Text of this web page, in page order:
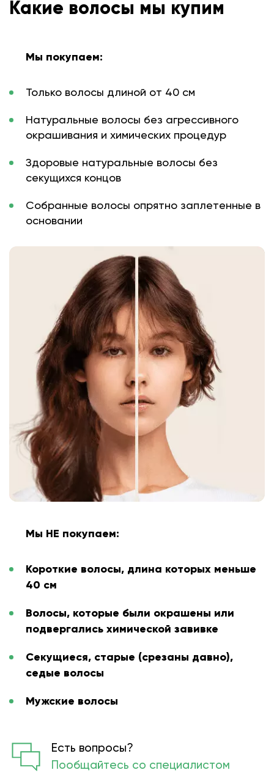
Какие волосы мы купим
Мы покупаем:
Только волосы длиной от 40 см
Натуральные волосы без агрессивного
окрашивания и химических процедур
Здоровые натуральные волосы без
секущихся концов
Собранные волосы опрятно заплетенные в
основании
Мы НЕ покупаем:
Короткие волосы, длина которых меньше
40 см
Волосы, которые были окрашены или
подвергались химической завивке
Секущиеся, старые (срезаны давно),
седые волосы
Мужские волосы
Есть вопросы?
Пообщайтесь со специалистом